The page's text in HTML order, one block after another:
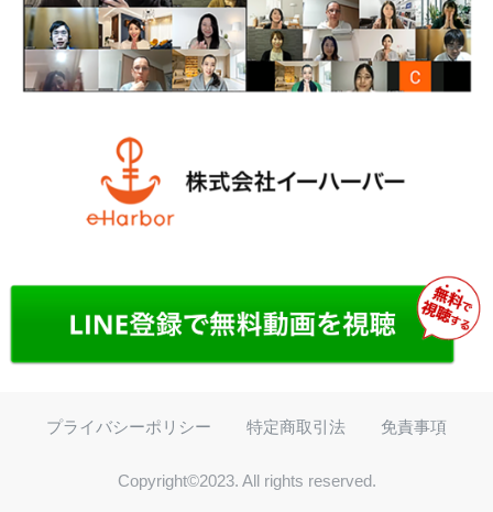
プライバシーポリシー 特定商取引法 免責事項
Copyright©2023. All rights reserved.